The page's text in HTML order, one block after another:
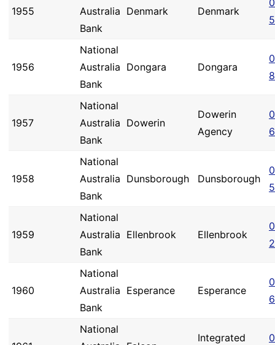
1955
Australia
Bank
Denmark Denmark
1956
National
Australia
Bank
Dongara Dongara
1957
National
Australia
Bank
Dowerin
Dowerin
Agency
1958
National
Australia
Bank
Dunsborough Dunsborough
1959
National
Australia
Bank
Ellenbrook Ellenbrook
1960
National
Australia
Bank
Esperance Esperance
National
Integrated